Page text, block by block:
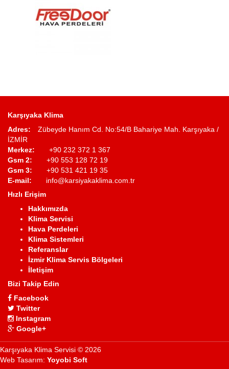
Karşıyaka Klima
Adres: Zübeyde Hanım Cd. No:54/B Bahariye Mah. Karşıyaka /
İZMİR
Merkez: +90 232 372 1 367
Gsm 2: +90 553 128 72 19
Gsm 3: +90 531 421 19 35
E-mail: info@karsiyakaklima.com.tr
Hızlı Erişim
Hakkımızda
Klima Servisi
Hava Perdeleri
Klima Sistemleri
Referanslar
İzmir Klima Servis Bölgeleri
İletişim
Bizi Takip Edin
Facebook
Twitter
Instagram
Google+
Karşıyaka Klima Servisi © 2026
Web Tasarım: Yoyobi Soft